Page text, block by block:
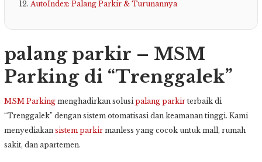
AutoIndex: Palang Parkir & Turunannya
palang parkir – MSM
Parking di “Trenggalek”
MSM Parking menghadirkan solusipalang parkir terbaik di
“Trenggalek” dengan sistem otomatisasi dan keamanan tinggi. Kami
menyediakan sistem parkir manless yang cocok untuk mall, rumah
sakit, dan apartemen.